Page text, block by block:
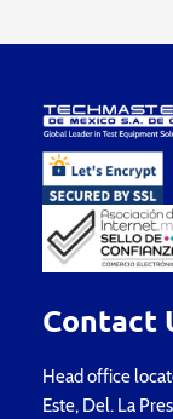
Contact
Head office
Este, Del. La